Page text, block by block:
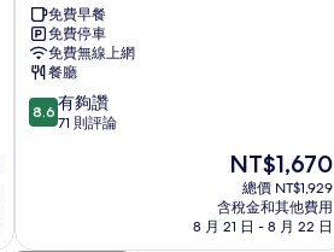
汽
車
旅
館
仁
德
免費早餐
免費停車
免費無線上網
餐廳
8.6
分，
8.6 有夠讚
71 則評論
現
在
價
格
為
NT$1,670
總價 NT$1,929
含稅金和其他費用
8 月 21 日 - 8 月 22 日